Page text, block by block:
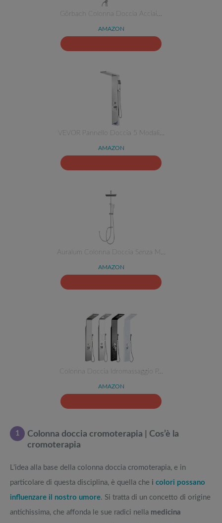
Görbach Colonna Doccia Acciai…
AMAZON
VEVOR Pannello Doccia 5 Modali…
AMAZON
Auralum Colonna Doccia Senza M…
AMAZON
Colonna Doccia Idromassaggio P…
AMAZON
1
Colonna doccia cromoterapia | Cos’è la
cromoterapia
L’idea alla base della colonna doccia cromoterapia, e in
particolare di questa disciplina, è quella che i colori possano
influenzare il nostro umore. Si tratta di un concetto di origine
antichissima, che affonda le sue radici nella medicina